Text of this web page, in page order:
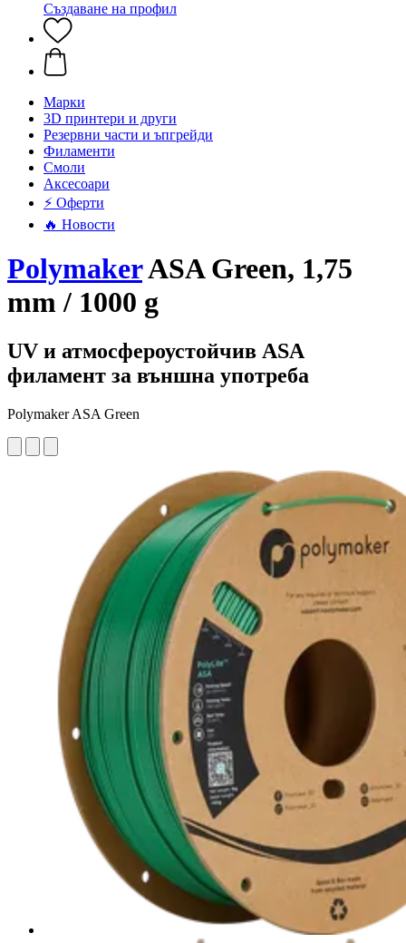
Създаване на профил
Mарки
3D принтери и други
Резервни части и ъпгрейди
Филаменти
Смоли
Аксесоари
⚡ Оферти
🔥 Новости
PolymakerASA Green, 1,75
mm / 1000 g
UV и атмосфероустойчив ASA
филамент за външна употреба
Polymaker ASA Green